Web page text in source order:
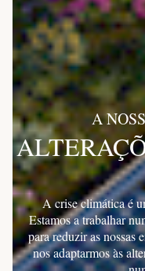
A
A crise climática é
Estamos a trabalhar
para reduzir as nossas
nos adaptarmos às